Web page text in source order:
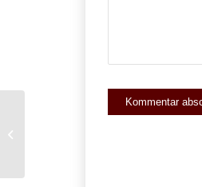
Notarielles Schuldanerkenntnis über